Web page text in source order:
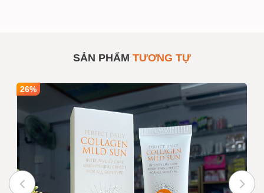
SẢN PHẨM TƯƠNG TỰ
26%